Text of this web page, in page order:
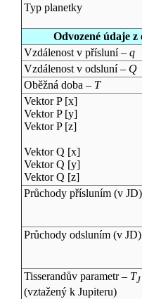
Typ planetky
Odvozené údaje
Vzdálenost v přísluní – q
Vzdálenost v odsluní – Q
Oběžná doba – T
Vektor P [x]
Vektor P [y]
Vektor P [z]
Vektor Q [x]
Vektor Q [y]
Vektor Q [z]
Průchody přísluním (v JD)
Průchody odsluním (v JD)
Tisserandův parametr – TJ
(vztažený k Jupiteru)